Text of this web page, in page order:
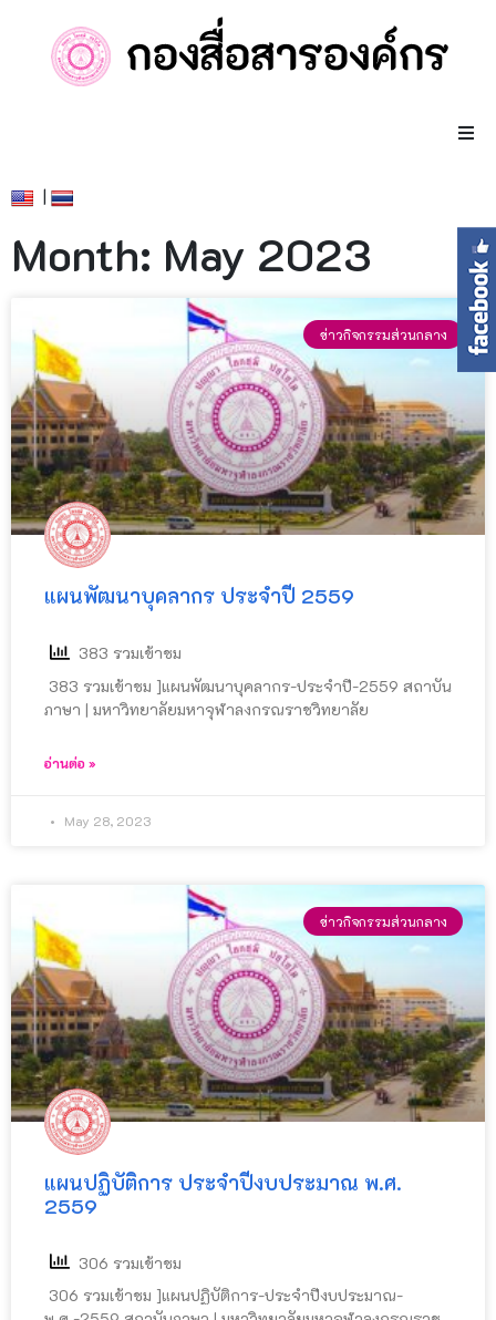
|
Month: May 2023
ข่าวกิจกรรมส่วนกลาง
แผนพัฒนาบุคลากร ประจำปี 2559
383 รวมเข้าชม
383 รวมเข้าชม ]แผนพัฒนาบุคลากร-ประจำปี-2559 สถาบัน
ภาษา | มหาวิทยาลัยมหาจุฬาลงกรณราชวิทยาลัย
อ่านต่อ »
May 28, 2023
ข่าวกิจกรรมส่วนกลาง
แผนปฏิบัติการ ประจำปีงบประมาณ พ.ศ.
2559
306 รวมเข้าชม
306 รวมเข้าชม ]แผนปฏิบัติการ-ประจำปีงบประมาณ-